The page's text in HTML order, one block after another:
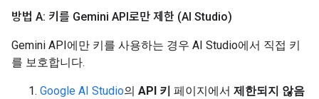
방법 A: 키를 Gemini API로만 제한 (AI Studio)
Gemini API에만 키를 사용하는 경우 AI Studio에서 직접 키
를 보호합니다.
Google AI Studio의 API 키 페이지에서 제한되지 않음